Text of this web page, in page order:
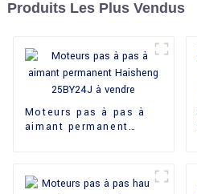
Produits Les Plus Vendus
Moteurs pas à pas à
aimant permanent